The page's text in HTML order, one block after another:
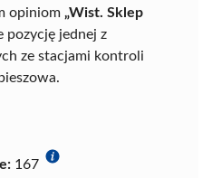
opiniom „Wist. Sklep
pozycję jednej z
ze stacjami kontroli
167